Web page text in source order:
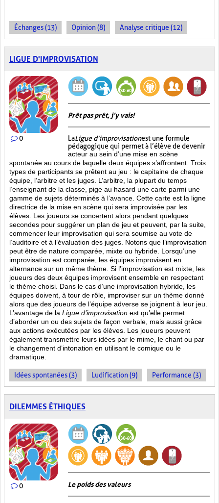
Échanges (13) Opinion (8) Analyse critique (12)
LIGUE D'IMPROVISATION
0
Prêt pas prêt, j’y vais!
LaLigue d’improvisationest une formule
pédagogique qui permet à l’élève de devenir
acteur au sein d’une mise en scène
spontanée au cours de laquelle deux équipes s’affrontent. Trois
types de participants se prêtent au jeu : le capitaine de chaque
équipe, l’arbitre et les juges. L’arbitre, la plupart du temps
l’enseignant de la classe, pige au hasard une carte parmi une
gamme de sujets déterminés à l’avance. Cette carte est la ligne
directrice de la mise en scène qui sera improvisée par les
élèves. Les joueurs se concertent alors pendant quelques
secondes pour suggérer un plan de jeu et peuvent, par la suite,
commencer leur improvisation qui sera soumise au vote de
l’auditoire et à l’évaluation des juges. Notons que l’improvisation
peut être de nature comparée, mixte ou hybride. Lorsqu’une
improvisation est comparée, les équipes improvisent en
alternance sur un même thème. Si l’improvisation est mixte, les
joueurs des deux équipes improvisent ensemble en respectant
le thème choisi. Dans le cas d’une improvisation hybride, les
équipes doivent, à tour de rôle, improviser sur un thème donné
alors que des joueurs de l’équipe adverse se joignent à leur jeu.
L’avantage de la Ligue d’improvisation est qu’elle permet
d’aborder un ou des sujets de façon verbale, mais aussi grâce
aux actions exécutées par les élèves. Les joueurs peuvent
également transmettre leurs idées par le mime, le chant ou par
le changement d’intonation en utilisant le comique ou le
dramatique.
Idées spontanées (3) Ludification (9) Performance (3)
DILEMMES ÉTHIQUES
0 Le poids des valeurs